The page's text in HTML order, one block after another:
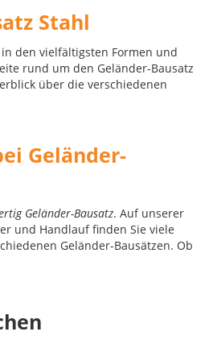
Stahl
den vielfältigsten Formen und
rund um den Geländer-Bausatz
über die verschiedenen
Geländer-
Geländer-Bausatz. Auf unserer
und Handlauf finden Sie viele
Geländer-Bausätzen. Ob